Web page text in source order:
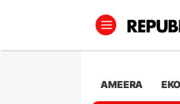
AMEERA